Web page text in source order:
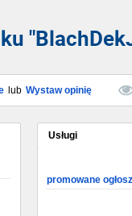
lub Wystaw opinię
Usługi
promowane